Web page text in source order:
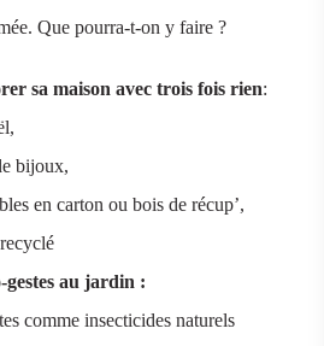
Que pourra-t-on y faire ?
sa maison avec trois fois rien:
bijoux,
en carton ou bois de récup’,
gestes au jardin :
comme insecticides naturels